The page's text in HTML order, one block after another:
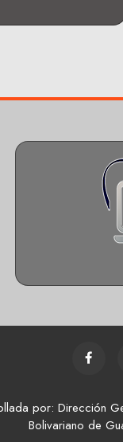
por: Dirección
Bolivariano de